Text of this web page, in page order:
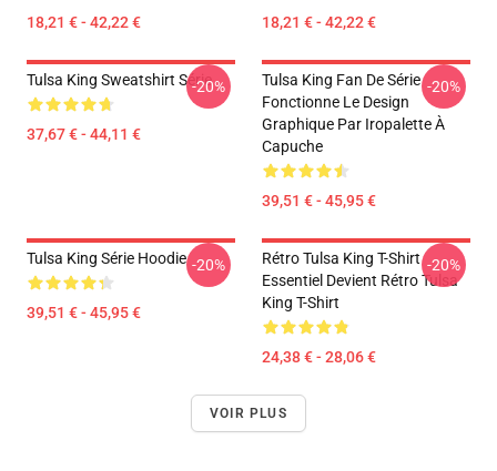
18,21 € - 42,22 € 18,21 € - 42,22 €
Tulsa King Sweatshirt Série
37,67 € - 44,11 €
-20%
Tulsa King Fan De Série
Fonctionne Le Design
Graphique Par Iropalette À
Capuche
39,51 € - 45,95 €
-20%
Tulsa King Série Hoodie
39,51 € - 45,95 €
-20%
Rétro Tulsa King T-Shirt
Essentiel Devient Rétro Tulsa
King T-Shirt
24,38 € - 28,06 €
-20%
VOIR PLUS